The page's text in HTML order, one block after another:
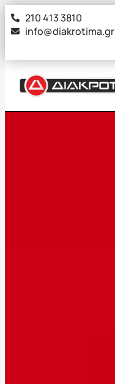
στο
περιεχόμενο
210 413 3810
info@diakrotima.gr